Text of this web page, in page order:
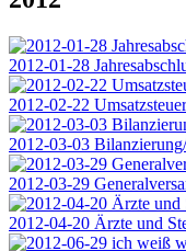
2012-01-28
2012-02-22
2012-03-03
2012-03-29
2012-04-20 Ärzte und